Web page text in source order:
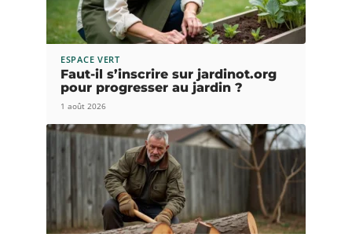
ESPACE VERT
Faut-il s’inscrire sur jardinot.org
pour progresser au jardin ?
1 août 2026